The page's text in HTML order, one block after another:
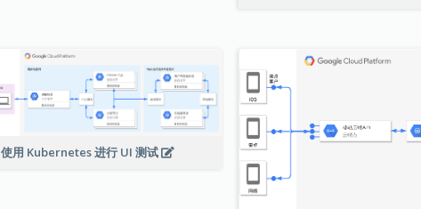
使用 Kubernetes 进行 UI 测试